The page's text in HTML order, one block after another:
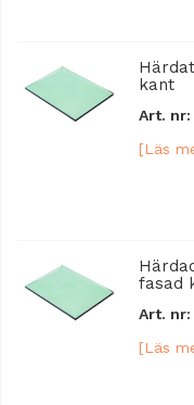
kant
Art. nr:
[Läs
fasad
Art. nr:
[Läs